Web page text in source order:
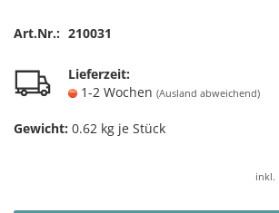
Art.Nr.: 210031
Lieferzeit:
1-2 Wochen (Ausland abweichend)
Gewicht: 0.62 kg je Stück
inkl.